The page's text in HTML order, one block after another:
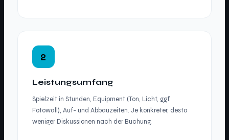
2
Leistungsumfang
Spielzeit in Stunden, Equipment (Ton, Licht, ggf.
Fotowall), Auf- und Abbauzeiten. Je konkreter, desto
weniger Diskussionen nach der Buchung.